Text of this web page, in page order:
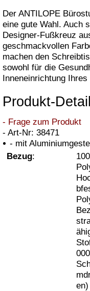
Der ANTILOPE
eine gute Wahl. Auch
Designer-Fußkreuz
geschmackvollen
machen den
sowohl für die
Inneneinrichtung
Produkt-
- Frage zum Produkt
- Art-Nr: 38471
- mit
Bezug:
000
en)